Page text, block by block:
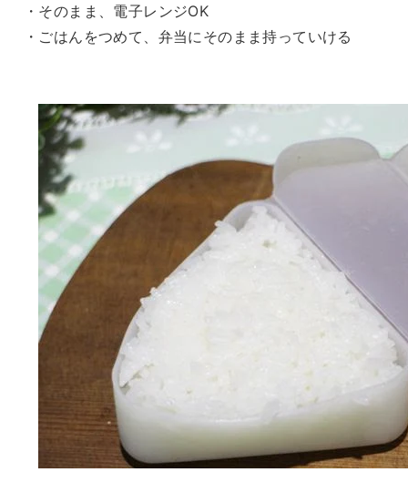
・そのまま、電子レンジOK
・ごはんをつめて、弁当にそのまま持っていける